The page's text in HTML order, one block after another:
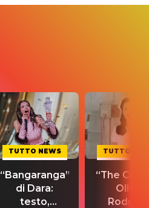
TUTTO NEWS
“Bangaranga”
di Dara:
testo,
TUTTO
“The
Olivia